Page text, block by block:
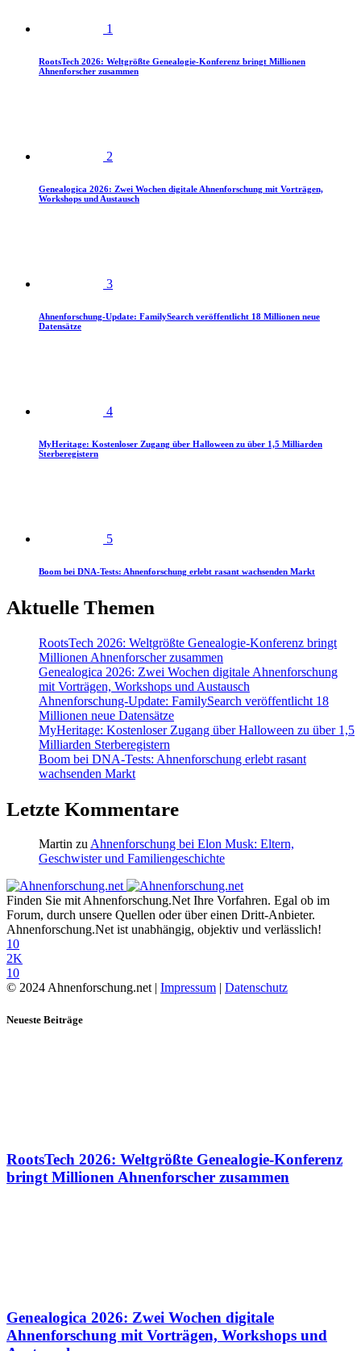
1
RootsTech 2026: Weltgrößte Genealogie-Konferenz bringt Millionen
Ahnenforscher zusammen
2
Genealogica 2026: Zwei Wochen digitale Ahnenforschung mit Vorträgen,
Workshops und Austausch
3
Ahnenforschung-Update: FamilySearch veröffentlicht 18 Millionen neue
Datensätze
4
MyHeritage: Kostenloser Zugang über Halloween zu über 1,5 Milliarden
Sterberegistern
5
Boom bei DNA-Tests: Ahnenforschung erlebt rasant wachsenden Markt
Aktuelle Themen
RootsTech 2026: Weltgrößte Genealogie-Konferenz bringt
Millionen Ahnenforscher zusammen
Genealogica 2026: Zwei Wochen digitale Ahnenforschung
mit Vorträgen, Workshops und Austausch
Ahnenforschung-Update: FamilySearch veröffentlicht 18
Millionen neue Datensätze
MyHeritage: Kostenloser Zugang über Halloween zu über 1,5
Milliarden Sterberegistern
Boom bei DNA-Tests: Ahnenforschung erlebt rasant
wachsenden Markt
Letzte Kommentare
Martin zuAhnenforschung bei Elon Musk: Eltern,
Geschwister und Familiengeschichte
Finden Sie mit Ahnenforschung.Net Ihre Vorfahren. Egal ob im
Forum, durch unsere Quellen oder über einen Dritt-Anbieter.
Ahnenforschung.Net ist unabhängig, objektiv und verlässlich!
10
2K
10
© 2024 Ahnenforschung.net | Impressum | Datenschutz
Neueste Beiträge
RootsTech 2026: Weltgrößte Genealogie-Konferenz
bringt Millionen Ahnenforscher zusammen
Genealogica 2026: Zwei Wochen digitale
Ahnenforschung mit Vorträgen, Workshops und